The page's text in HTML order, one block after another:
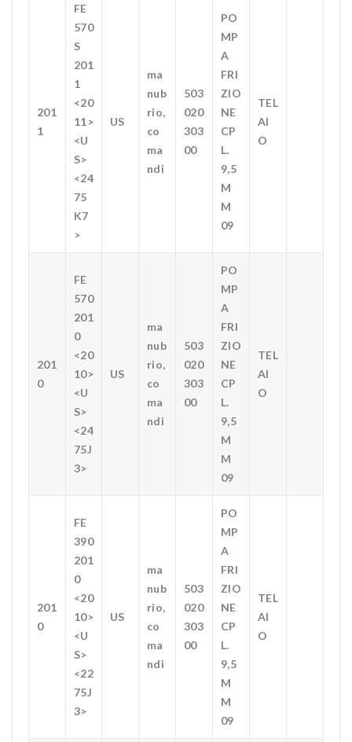
201
1
FE
570
S
201
1
<20
11>
<U
S>
<24
75
K7
>
US
ma
nub
rio,
co
ma
ndi
503
020
303
00
PO
MP
A
FRI
ZIO
NE
CP
L.
9,5
M
M
09
TEL
AI
O
201
0
FE
570
201
0
<20
10>
<U
S>
<24
75J
3>
US
ma
nub
rio,
co
ma
ndi
503
020
303
00
PO
MP
A
FRI
ZIO
NE
CP
L.
9,5
M
M
09
TEL
AI
O
201
0
FE
390
201
0
<20
10>
<U
S>
<22
75J
3>
US
ma
nub
rio,
co
ma
ndi
503
020
303
00
PO
MP
A
FRI
ZIO
NE
CP
L.
9,5
M
M
09
TEL
AI
O